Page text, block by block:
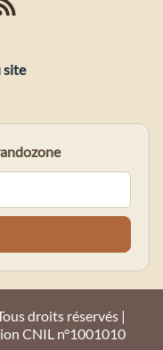
site
droits réservés |
CNIL n°1001010